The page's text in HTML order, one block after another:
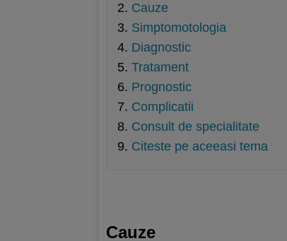
Cauze
Simptomotologia
Diagnostic
Tratament
Prognostic
Complicatii
Consult de specialitate
Citeste pe aceeasi tema
Cauze